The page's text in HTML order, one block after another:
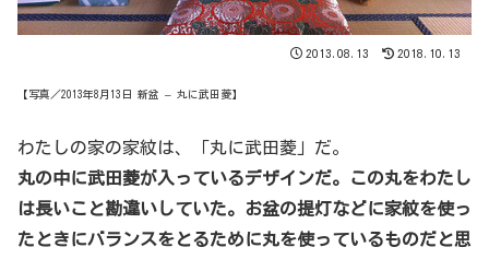
2013.08.13 2018.10.13
【写真／2013年8月13日 新盆 – 丸に武田菱】
わたしの家の家紋は、「丸に武田菱」だ。
丸の中に武田菱が入っているデザインだ。この丸をわたし
は長いこと勘違いしていた。お盆の提灯などに家紋を使っ
たときにバランスをとるために丸を使っているものだと思